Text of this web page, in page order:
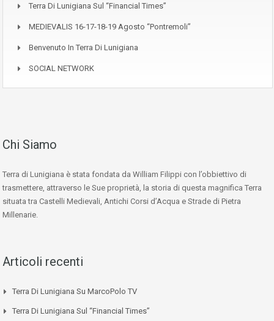
Terra Di Lunigiana Sul “Financial Times”
MEDIEVALIS 16-17-18-19 Agosto “Pontremoli”
Benvenuto In Terra Di Lunigiana
SOCIAL NETWORK
Chi Siamo
Terra di Lunigiana è stata fondata da William Filippi con l’obbiettivo di
trasmettere, attraverso le Sue proprietà, la storia di questa magnifica Terra
situata tra Castelli Medievali, Antichi Corsi d’Acqua e Strade di Pietra
Millenarie.
Articoli recenti
Terra Di Lunigiana Su MarcoPolo TV
Terra Di Lunigiana Sul “Financial Times”